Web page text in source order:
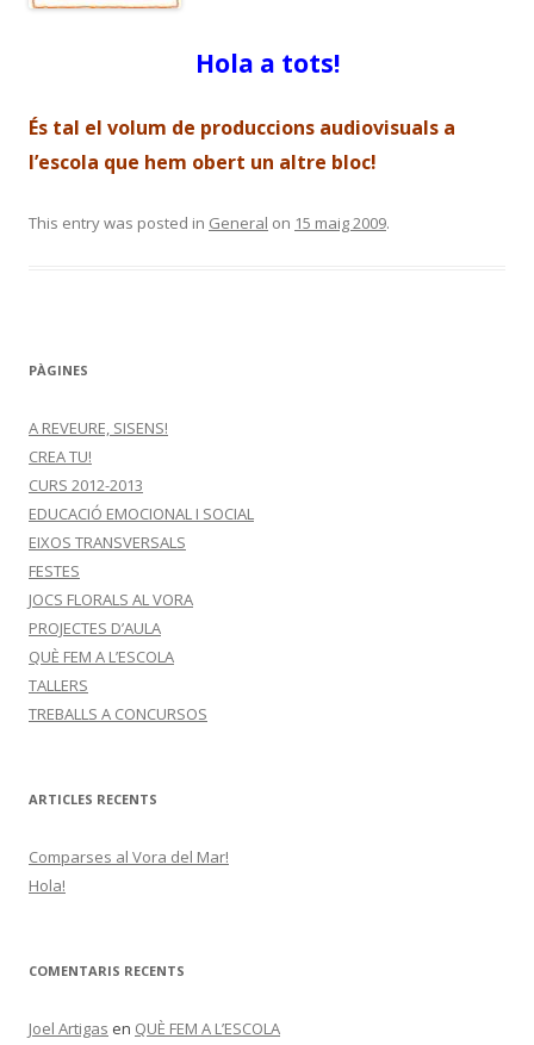
Hola a tots!
És tal el volum de produccions audiovisuals a
l’escola que hem obert un altre bloc!
This entry was posted in General on 15 maig 2009.
PÀGINES
A REVEURE, SISENS!
CREA TU!
CURS 2012-2013
EDUCACIÓ EMOCIONAL I SOCIAL
EIXOS TRANSVERSALS
FESTES
JOCS FLORALS AL VORA
PROJECTES D’AULA
QUÈ FEM A L’ESCOLA
TALLERS
TREBALLS A CONCURSOS
ARTICLES RECENTS
Comparses al Vora del Mar!
Hola!
COMENTARIS RECENTS
Joel Artigas en QUÈ FEM A L’ESCOLA